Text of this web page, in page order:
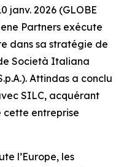
janv. 2026 (GLOBE
Partners exécute
dans sa stratégie de
Società Italiana
Attindas a conclu
SILC, acquérant
cette entreprise
l’Europe, les